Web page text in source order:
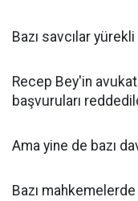
Bazı savcılar yürekli
Recep Bey'in
başvuruları
Ama yine de bazı
Bazı